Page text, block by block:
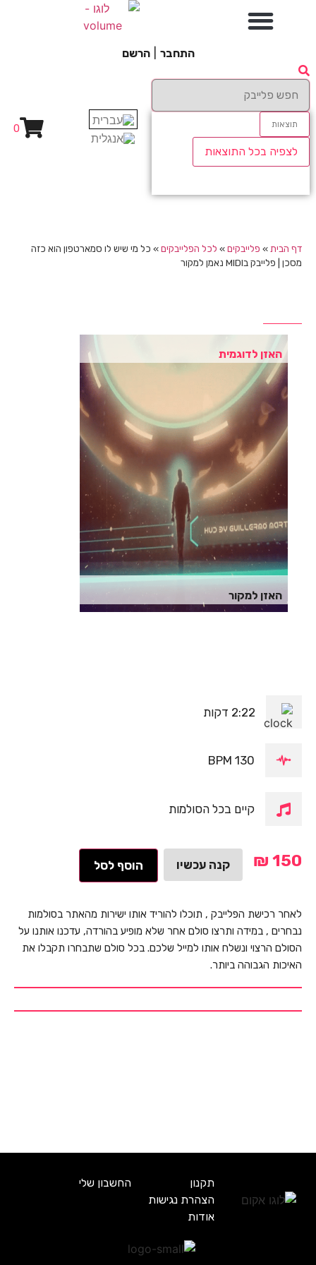
התחבר הרשם
תוצאות
לצפיה בכל התוצאות
0
דף הבית » פלייבקים» לכל הפלייבקים» כל מי שיש לו סמארטפון הוא כזה
מסכן | פלייבק בMIDI נאמן למקור
האזן לדוגמית
האזן למקור
2:22 דקות
130 BPM
קיים בכל הסולמות
₪ 150 קנה עכשיו הוסף לסל
לאחר רכישת הפלייבק , תוכלו להוריד אותו ישירות מהאתר בסולמות
נבחרים , במידה ותרצו סולם אחר שלא מופיע בהורדה, עדכנו אותנו על
הסולם הרצוי ונשלח אותו למייל שלכם. בכל סולם שתבחרו תקבלו את
האיכות הגבוהה ביותר.
תקנון
החשבון שלי
הצהרת נגישות
אודות